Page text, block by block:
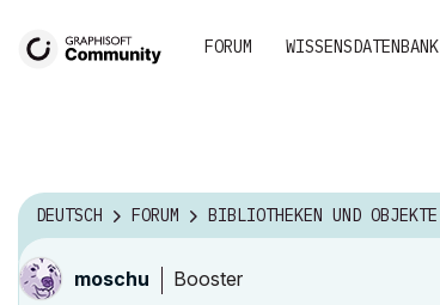
FORUM WISSENSDATENBANK
DEUTSCH FORUM BIBLIOTHEKEN UND OBJEKTE
moschu Booster